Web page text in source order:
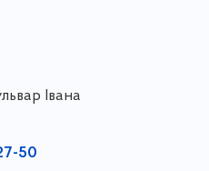
Івана
50